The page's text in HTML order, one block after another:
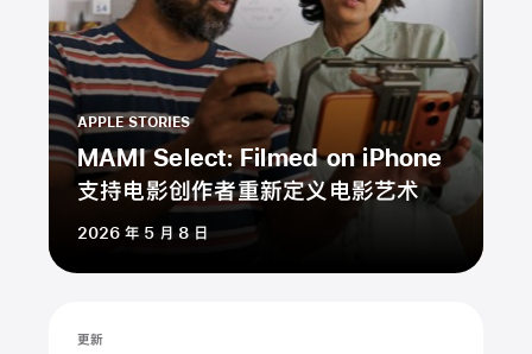
APPLE STORIES
MAMI Select: Filmed on iPhone
支持电影创作者重新定义电影艺术
2026 年 5 月 8 日
更新